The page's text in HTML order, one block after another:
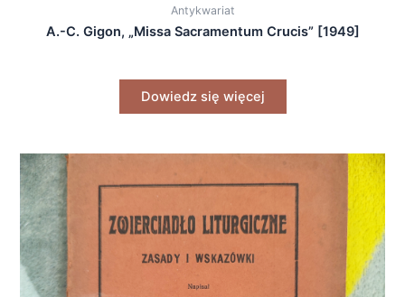
Antykwariat
A.-C. Gigon, „Missa Sacramentum Crucis” [1949]
Dowiedz się więcej